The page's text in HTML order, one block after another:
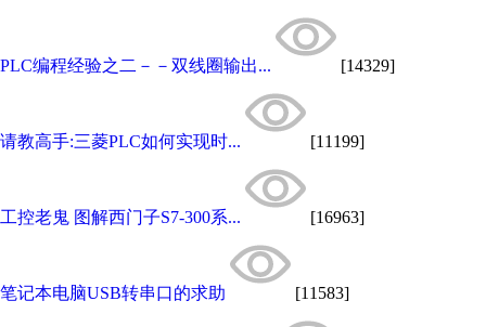
PLC编程经验之二－－双线圈输出... [14329]
请教高手:三菱PLC如何实现时... [11199]
工控老鬼 图解西门子S7-300系... [16963]
笔记本电脑USB转串口的求助 [11583]